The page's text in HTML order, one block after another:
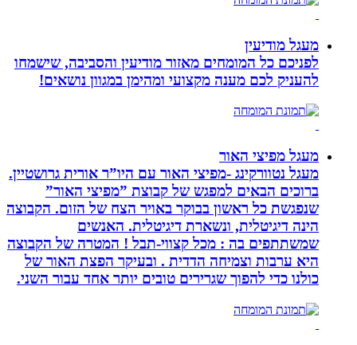
מעגל מודיעין
לפניכם כל המומחים מאזור מודיעין והסביבה, שישמחו
להעניק לכם מענה מקצועי ומהימן במגוון נושאים!
מעגל מפיצי האור
מעגל נטוורקינג -מפיצי האור עם היו”ר אורית גרושטיין.
ברוכים הבאים למפגש של קבוצת ”מפיצי האור”
שנפגשת כל ראשון בבוקר באויר הצח של הזום. הקבוצה
הינה דיגיטלית, ונשארת דיגיטלית. האנשים
שמשתתפים בה : מכל קצווי-תבל ! המטרה של הקבוצה
היא ערבות וצמיחה הדדית . ובעיקר הפצת האור של
כולנו כדי להפוך שגרירים טובים יותר אחד עבור השני.